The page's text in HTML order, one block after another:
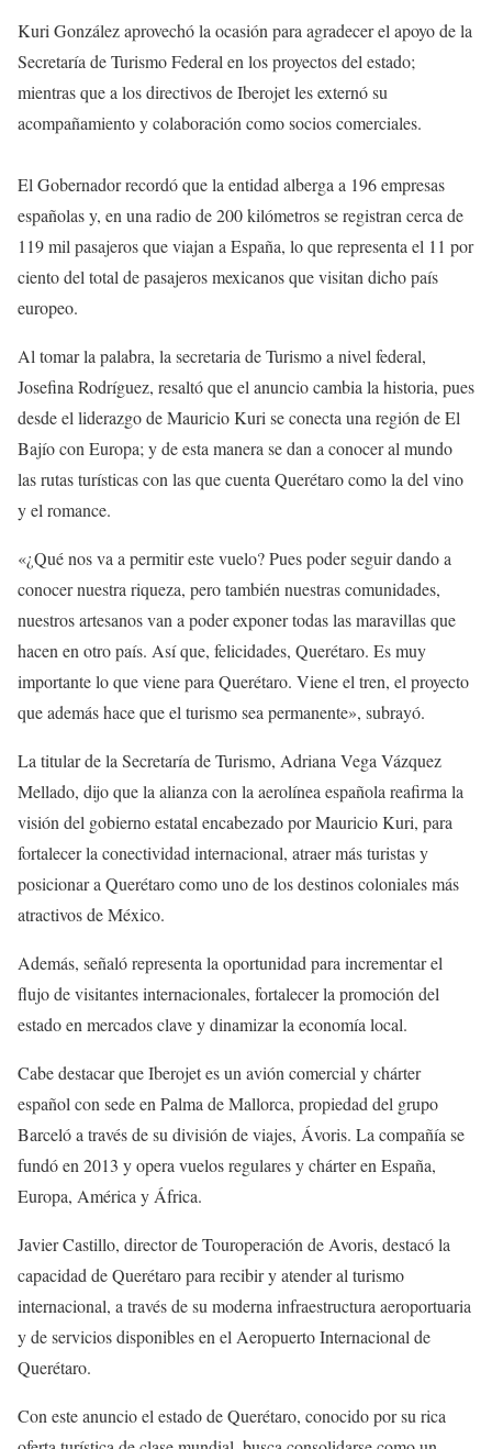
Kuri González aprovechó la ocasión para agradecer el apoyo de la
Secretaría de Turismo Federal en los proyectos del estado;
mientras que a los directivos de Iberojet les externó su
acompañamiento y colaboración como socios comerciales.
El Gobernador recordó que la entidad alberga a 196 empresas
españolas y, en una radio de 200 kilómetros se registran cerca de
119 mil pasajeros que viajan a España, lo que representa el 11 por
ciento del total de pasajeros mexicanos que visitan dicho país
europeo.
Al tomar la palabra, la secretaria de Turismo a nivel federal,
Josefina Rodríguez, resaltó que el anuncio cambia la historia, pues
desde el liderazgo de Mauricio Kuri se conecta una región de El
Bajío con Europa; y de esta manera se dan a conocer al mundo
las rutas turísticas con las que cuenta Querétaro como la del vino
y el romance.
«¿Qué nos va a permitir este vuelo? Pues poder seguir dando a
conocer nuestra riqueza, pero también nuestras comunidades,
nuestros artesanos van a poder exponer todas las maravillas que
hacen en otro país. Así que, felicidades, Querétaro. Es muy
importante lo que viene para Querétaro. Viene el tren, el proyecto
que además hace que el turismo sea permanente», subrayó.
La titular de la Secretaría de Turismo, Adriana Vega Vázquez
Mellado, dijo que la alianza con la aerolínea española reafirma la
visión del gobierno estatal encabezado por Mauricio Kuri, para
fortalecer la conectividad internacional, atraer más turistas y
posicionar a Querétaro como uno de los destinos coloniales más
atractivos de México.
Además, señaló representa la oportunidad para incrementar el
flujo de visitantes internacionales, fortalecer la promoción del
estado en mercados clave y dinamizar la economía local.
Cabe destacar que Iberojet es un avión comercial y chárter
español con sede en Palma de Mallorca, propiedad del grupo
Barceló a través de su división de viajes, Ávoris. La compañía se
fundó en 2013 y opera vuelos regulares y chárter en España,
Europa, América y África.
Javier Castillo, director de Touroperación de Avoris, destacó la
capacidad de Querétaro para recibir y atender al turismo
internacional, a través de su moderna infraestructura aeroportuaria
y de servicios disponibles en el Aeropuerto Internacional de
Querétaro.
Con este anuncio el estado de Querétaro, conocido por su rica